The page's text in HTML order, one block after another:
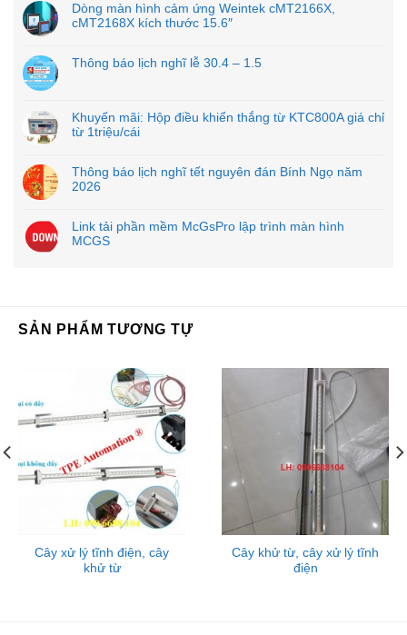
Dòng màn hình cảm ứng Weintek cMT2166X,
cMT2168X kích thước 15.6″
Thông báo lịch nghĩ lễ 30.4 – 1.5
Khuyến mãi: Hộp điều khiển thắng từ KTC800A giá chỉ
từ 1triệu/cái
Thông báo lịch nghĩ tết nguyên đán Bính Ngọ năm
2026
Link tải phần mềm McGsPro lập trình màn hình
MCGS
SẢN PHẨM TƯƠNG TỰ
Cây xử lý tĩnh điện, cây
khử từ
Cây khử từ, cây xử lý tĩnh
điện